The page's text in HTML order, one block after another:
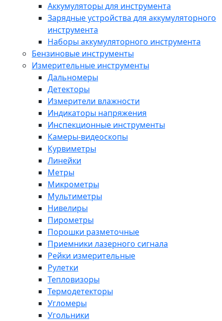
Аккумуляторы для инструмента
Зарядные устройства для аккумуляторного
инструмента
Наборы аккумуляторного инструмента
Бензиновые инструменты
Измерительные инструменты
Дальномеры
Детекторы
Измерители влажности
Индикаторы напряжения
Инспекционные инструменты
Камеры-видеоскопы
Курвиметры
Линейки
Метры
Микрометры
Мультиметры
Нивелиры
Пирометры
Порошки разметочные
Приемники лазерного сигнала
Рейки измерительные
Рулетки
Тепловизоры
Термодетекторы
Угломеры
Угольники